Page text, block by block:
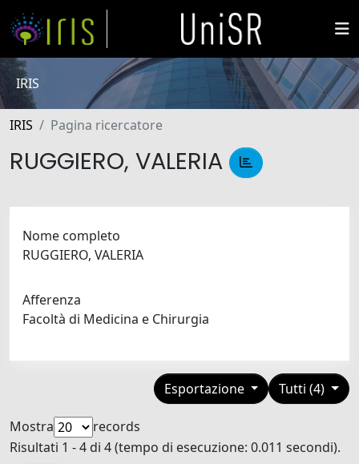
IRIS
IRIS Pagina ricercatore
RUGGIERO, VALERIA
Nome completo
RUGGIERO, VALERIA
Afferenza
Facoltà di Medicina e Chirurgia
Tutti (4)
Esportazione
Mostra
records
Risultati 1 - 4 di 4 (tempo di esecuzione: 0.011 secondi).